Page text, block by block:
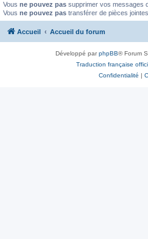
Vous ne pouvez pas supprimer vos messages
Vous ne pouvez pas transférer de pièces
Accueil Accueil du forum
Développé parphpBB® Forum
Traduction française
Confidentialité |